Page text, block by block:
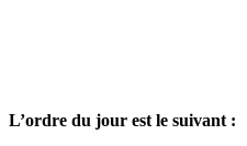
L’ordre du jour est le suivant :